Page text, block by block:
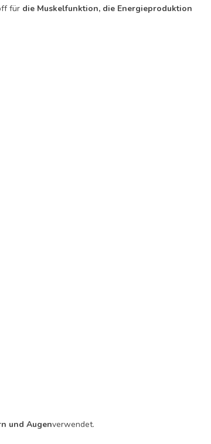
für die Muskelfunktion, die Energieproduktion
und Augenverwendet.